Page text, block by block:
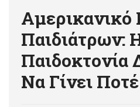
Αμερικανικό
Παιδιάτρων:
Παιδοκτονία
Να Γίνει